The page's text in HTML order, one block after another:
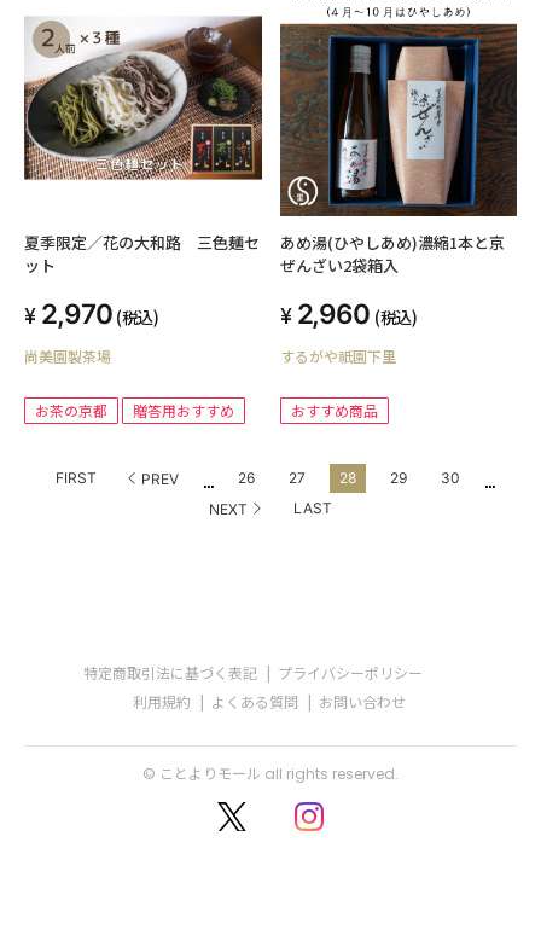
夏季限定／花の大和路 三色麺セ
ット
2,970 (税込)
尚美園製茶場
お茶の京都 贈答用おすすめ
あめ湯(ひやしあめ)濃縮1本と京
ぜんざい2袋箱入
2,960 (税込)
するがや祇園下里
おすすめ商品
FIRST PREV ... 26 27 28 29 30 ...
NEXT LAST
特定商取引法に基づく表記
プライバシーポリシー
利用規約
よくある質問 お問い合わせ
© ことよりモール all rights reserved.